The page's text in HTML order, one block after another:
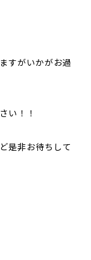
すがいかがお過
い！！
是非お待ちして